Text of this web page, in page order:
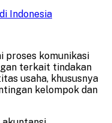
Indonesia
proses komunikasi
terkait tindakan
usaha, khususnya
kelompok dan